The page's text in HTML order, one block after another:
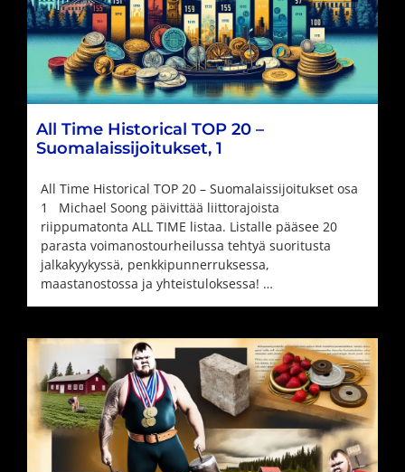
All Time Historical TOP 20 –
Suomalaissijoitukset, 1
All Time Historical TOP 20 – Suomalaissijoitukset osa
1 Michael Soong päivittää liittorajoista
riippumatonta ALL TIME listaa. Listalle pääsee 20
parasta voimanostourheilussa tehtyä suoritusta
jalkakyykyssä, penkkipunnerruksessa,
maastanostossa ja yhteistuloksessa! …